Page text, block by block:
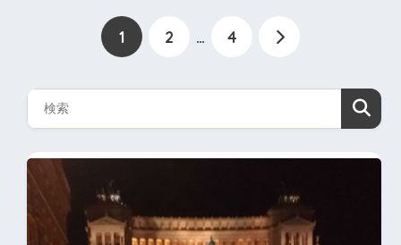
1 2 … 4